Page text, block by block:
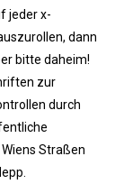
jeder x-
dann
bitte daheim!
zur
durch
Straßen